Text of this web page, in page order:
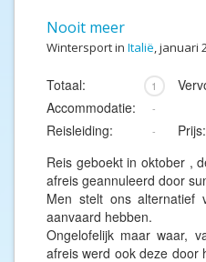
Nooit meer
Wintersport in Italië, januari
Totaal: 1
Accommodatie: -
Reisleiding: - Prijs:
Reis geboekt in oktober ,
afreis geannuleerd door
Men stelt ons
aanvaard hebben.
Ongelofelijk maar waar,
afreis werd ook deze door